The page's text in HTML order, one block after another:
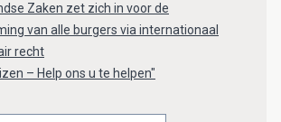
Zaken zet zich in voor de
van alle burgers via internationaal
recht
– Help ons u te helpen"